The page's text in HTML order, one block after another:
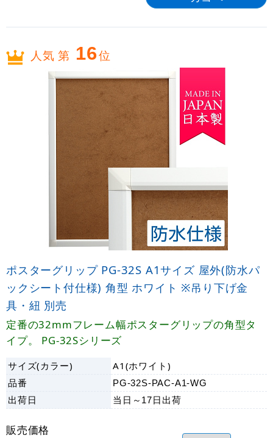
人気 第 16位
ポスターグリップ PG-32S A1サイズ 屋外(防水パ
ックシート付仕様) 角型 ホワイト ※吊り下げ金
具・紐 別売
定番の32mmフレーム幅ポスターグリップの角型タ
イプ。 PG-32Sシリーズ
サイズ(カラー)
A1(ホワイト)
品番
PG-32S-PAC-A1-WG
出荷日 当日～17日 出荷
販売価格